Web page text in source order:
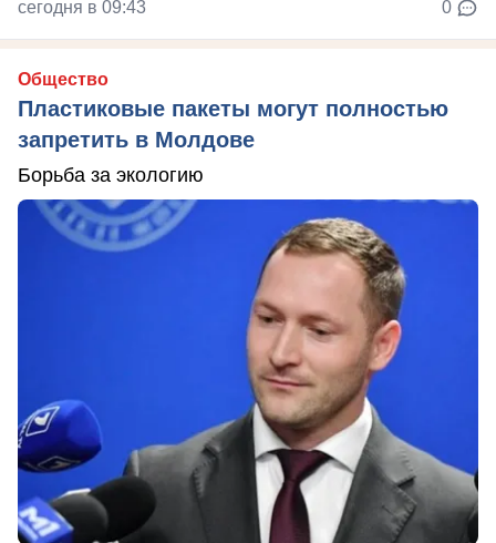
сегодня в 09:43 0
Общество
Пластиковые пакеты могут полностью
запретить в Молдове
Борьба за экологию